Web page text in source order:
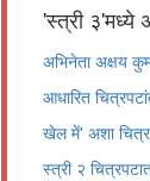
'स्त्री ३'मध्ये
अभिनेता अक्षय
आधारित
खेल में' अशा
स्त्री २